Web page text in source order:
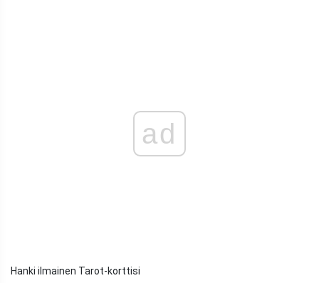
ad
Hanki ilmainen Tarot-korttisi